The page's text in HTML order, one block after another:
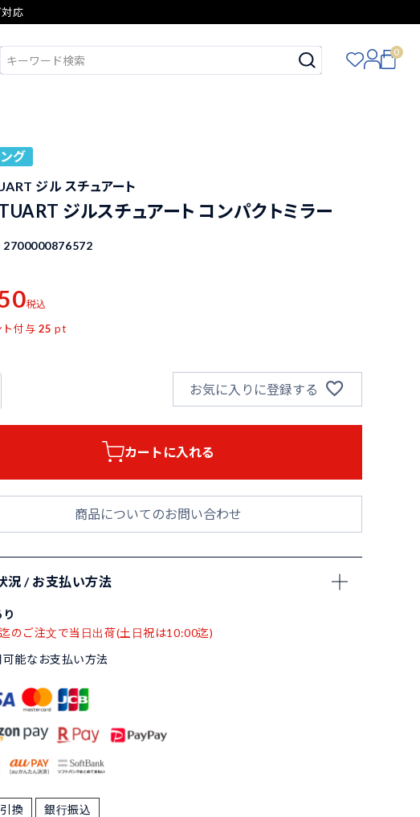
応
0
グ
ジル スチュアート
ジルスチュアート コンパクトミラー
2700000876572
税込
ト付与 25 pt
お気に入りに登録する
カートに入れる
商品についてのお問い合わせ
況 / お支払い方法
のご注文で当日出荷(土日祝は10:00迄)
可能なお支払い方法
換 銀行振込